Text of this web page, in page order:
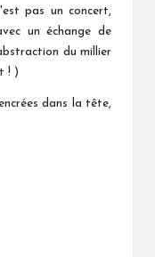
pas un concert,
un échange de
du millier
! )
dans la tête,